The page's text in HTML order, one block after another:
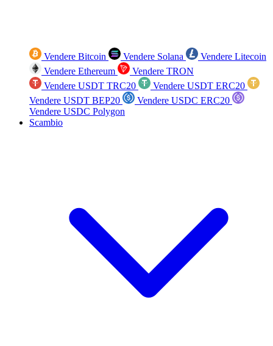
Vendere Bitcoin Vendere Solana
Vendere Litecoin
Vendere Ethereum
Vendere TRON
Vendere USDT TRC20
Vendere USDT ERC20
Vendere USDT BEP20
Vendere USDC ERC20
Vendere USDC Polygon
Scambio